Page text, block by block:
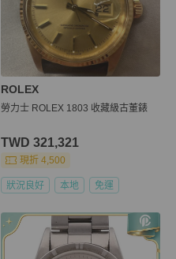
ROLEX
勞力士 ROLEX 1803 收藏級古董錶
TWD 321,321
現折 4,500
狀況良好 本地 免運